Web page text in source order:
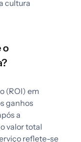
cultura
o
(ROI) em
ganhos
a
valor total
reflete-se